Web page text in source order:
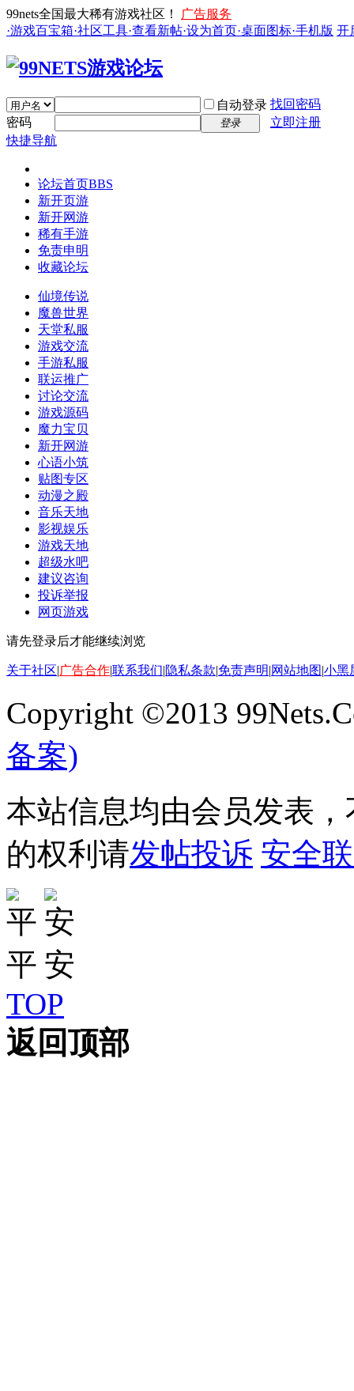
99nets全国最大稀有游戏社区！
广告服务
·游戏百宝箱·社区工具·查看新帖·设为首页·桌面图标·手机版 开
自动登录 找回密码
密码
登录
立即注册
快捷导航
论坛首页BBS
新开页游
新开网游
稀有手游
免责申明
收藏论坛
仙境传说
魔兽世界
天堂私服
游戏交流
手游私服
联运推广
讨论交流
游戏源码
魔力宝贝
新开网游
心语小筑
贴图专区
动漫之殿
音乐天地
影视娱乐
游戏天地
超级水吧
建议咨询
投诉举报
网页游戏
请先登录后才能继续浏览
关于社区|广告合作|联系我们|隐私条款|免责声明|网站地图|小黑
Copyright ©2013
备案)
本站信息均由会员发表
的权利请发帖投诉 安全
TOP
返回顶部